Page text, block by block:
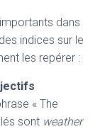
dans
indices sur le
les repérer :
« The
sont weather